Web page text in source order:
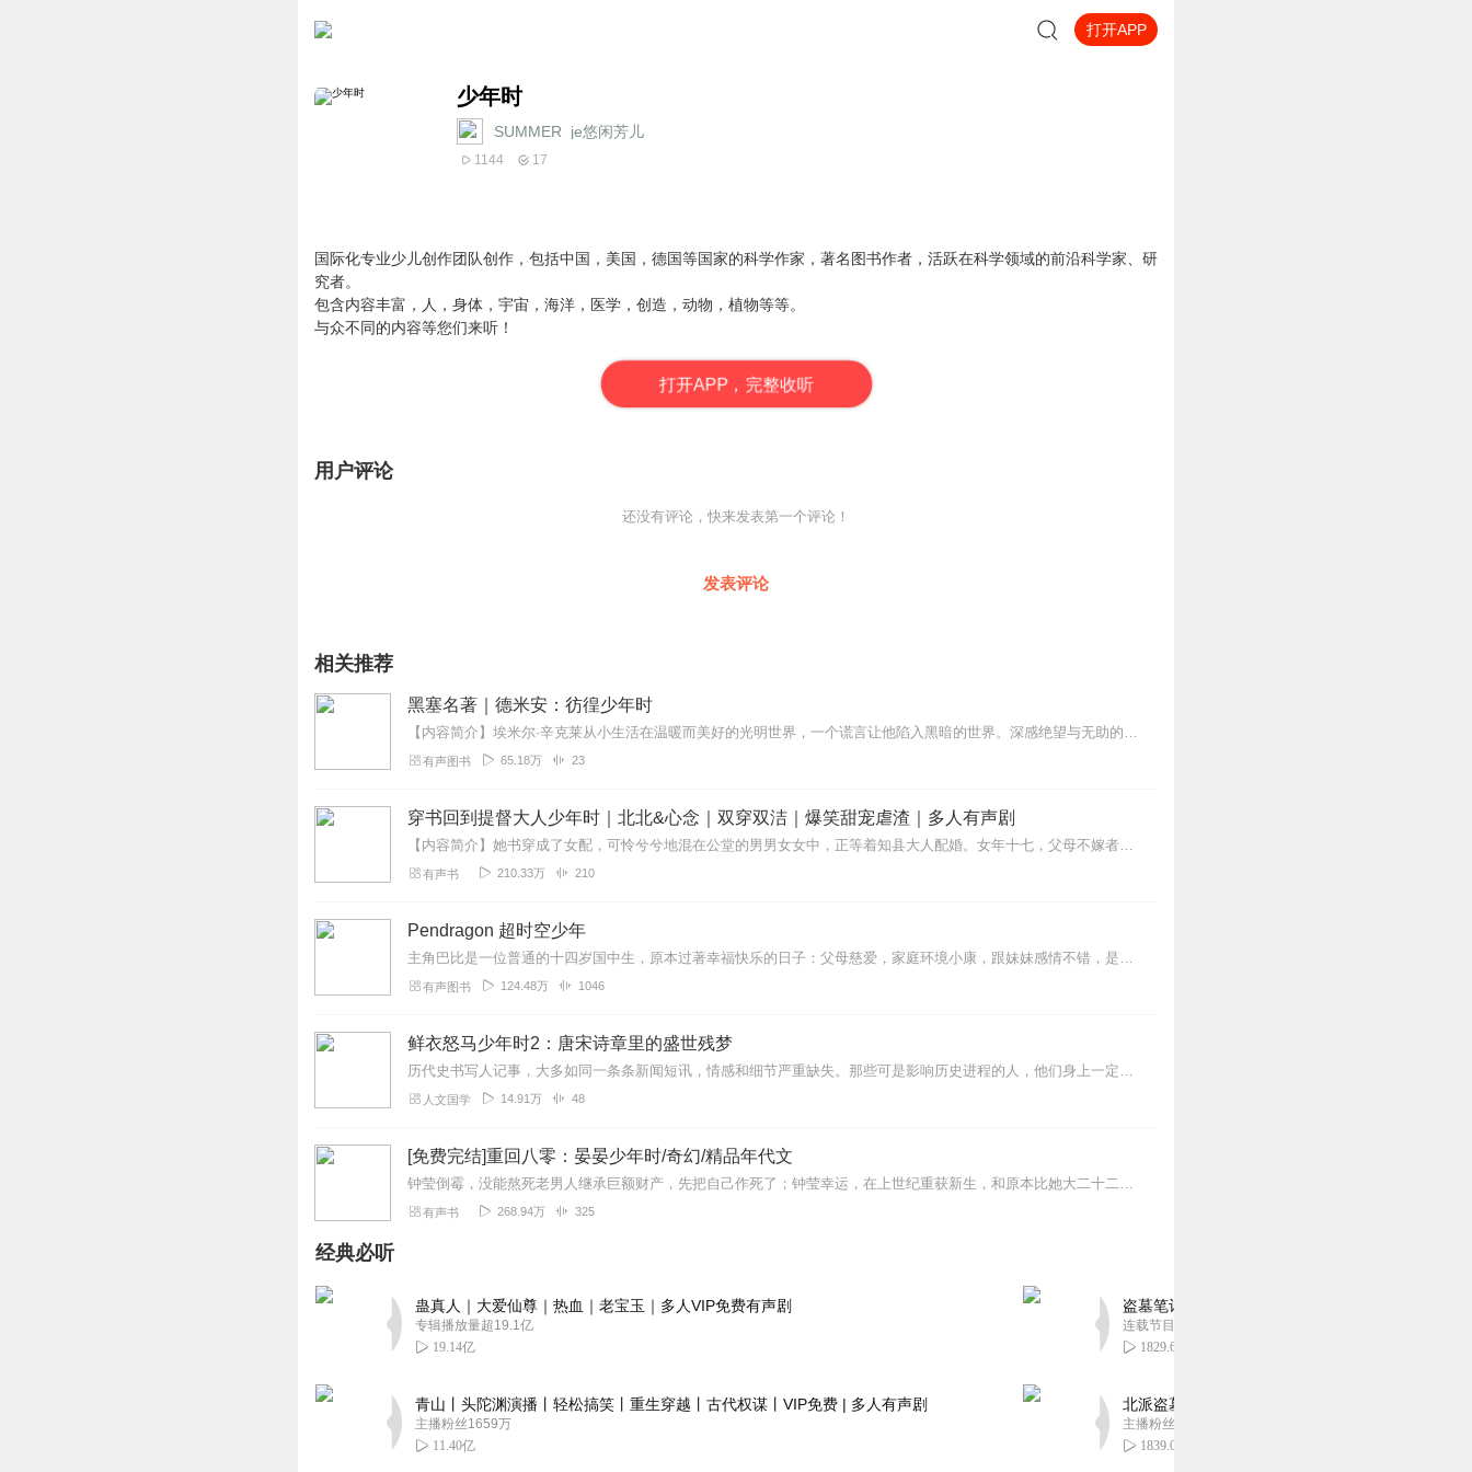
打开APP
少年时
SUMMER_je悠闲芳儿
1144 17
国际化专业少儿创作团队创作，包括中国，美国，德国等国家的科学作家，著名图书作者，活跃在科学领域的前沿科学家、研
究者。
包含内容丰富，人，身体，宇宙，海洋，医学，创造，动物，植物等等。
与众不同的内容等您们来听！
打开APP，完整收听
用户评论
还没有评论，快来发表第一个评论！
发表评论
相关推荐
黑塞名著｜德米安：彷徨少年时
【内容简介】埃米尔·辛克莱从小生活在温暖而美好的光明世界，一个谎言让他陷入黑暗的世界。深感绝望与无助的辛克莱渴望解脱，却无法向任何人开口。德米安的出现，帮助他克...
有声图书 65.18万 23
穿书回到提督大人少年时｜北北&心念｜双穿双洁｜爆笑甜宠虐渣｜多人有声剧
【内容简介】她书穿成了女配，可怜兮兮地混在公堂的男男女女中，正等着知县大人配婚。女年十七，父母不嫁者，使长吏配之。按照剧情她注定是炮灰，超短命的那种。她不认命...
有声书 210.33万 210
Pendragon 超时空少年
主角巴比是一位普通的十四岁国中生，原本过著幸福快乐的日子：父母慈爱，家庭环境小康，跟妹妹感情不错，是学校篮球健将，成绩也很优异，还有一只爱犬。就在他参加校际篮球...
有声图书 124.48万 1046
鲜衣怒马少年时2：唐宋诗章里的盛世残梦
历代史书写人记事，大多如同一条条新闻短讯，情感和细节严重缺失。那些可是影响历史进程的人，他们身上一定有故事，有传奇，有不得已，可惜史书里看不到。而诗歌，可以让人...
人文国学 14.91万 48
[免费完结]重回八零：晏晏少年时/奇幻/精品年代文
钟莹倒霉，没能熬死老男人继承巨额财产，先把自己作死了；钟莹幸运，在上世纪重获新生，和原本比她大二十二岁的提款机老公，成了同龄人。那一年，他还不是翻手云覆手雨的...
有声书 268.94万 325
经典必听
蛊真人｜大爱仙尊｜热血｜老宝玉｜多人VIP免费有声剧
专辑播放量超19.1亿
19.14亿
青山丨头陀渊演播丨轻松搞笑丨重生穿越丨古代权谋丨VIP免费 | 多人有声剧
主播粉丝1659万
11.40亿
盗墓笔记 全8部丨豪华CV版丨苏尚卿&边江 领衔
连载节目超七百集
1829.69万
北派盗墓笔记丨头陀渊出品丨悬疑灵异丨摸金校尉
主播粉丝1659万
1839.06万